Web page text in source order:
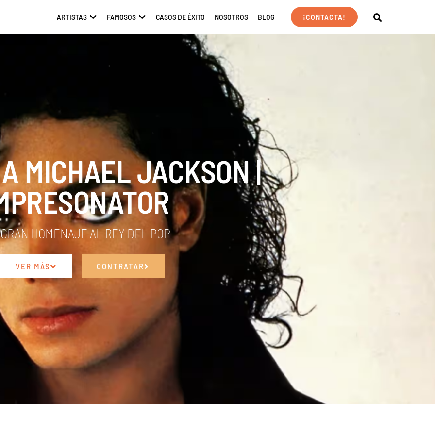
ARTISTAS ABRIR ARTISTAS
FAMOSOS ABRIR FAMOSOS
CASOS DE ÉXITO NOSOTROS BLOG ¡CONTACTA!
MICHAEL JACKSON |
HOMENAJE AL REY DEL POP
VER MÁS CONTRATAR